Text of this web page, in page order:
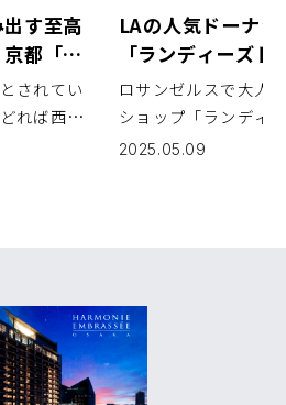
す至高
都「緑
されてい
れば西欧
。代表的
LAの人気ドーナ
「ランディーズド
代官山店」2025
ープン
ロサンゼルスで大人
ショップ「ランディ
（Randy’s Donuts
2025.05.09